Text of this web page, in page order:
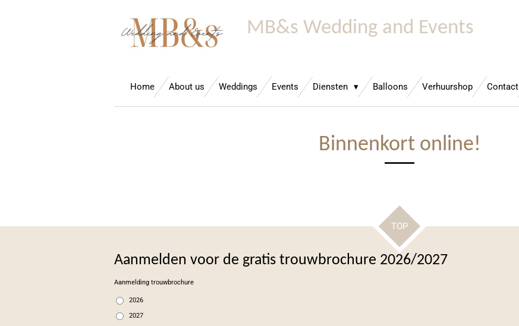
MB&s Wedding and Events
Home About us Weddings Events Diensten Balloons Verhuurshop Contact
Binnenkort online!
TOP
Aanmelden voor de gratis trouwbrochure 2026/2027
Aanmelding trouwbrochure
2026
2027